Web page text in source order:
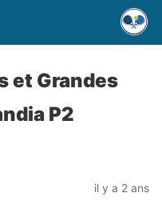
et Grandes
P2
il y a 2 ans